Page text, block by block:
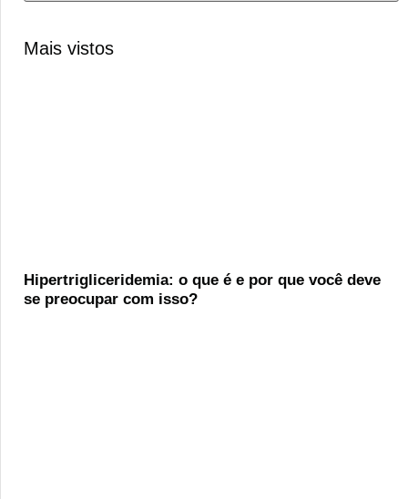
Mais vistos
Hipertrigliceridemia: o que é e por que você deve
se preocupar com isso?